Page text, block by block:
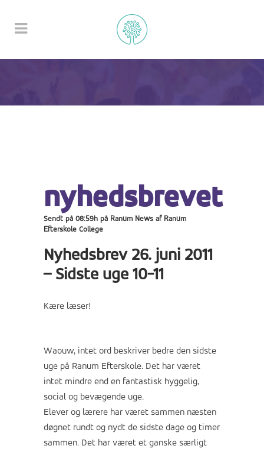
nyhedsbrevet
Sendt på 08:59h på Ranum News af Ranum
Efterskole College
Nyhedsbrev 26. juni 2011
– Sidste uge 10-11
Kære læser!
Waouw, intet ord beskriver bedre den sidste
uge på Ranum Efterskole. Det har været
intet mindre end en fantastisk hyggelig,
social og bevægende uge.
Elever og lærere har været sammen næsten
døgnet rundt og nydt de sidste dage og timer
sammen. Det har været et ganske særligt